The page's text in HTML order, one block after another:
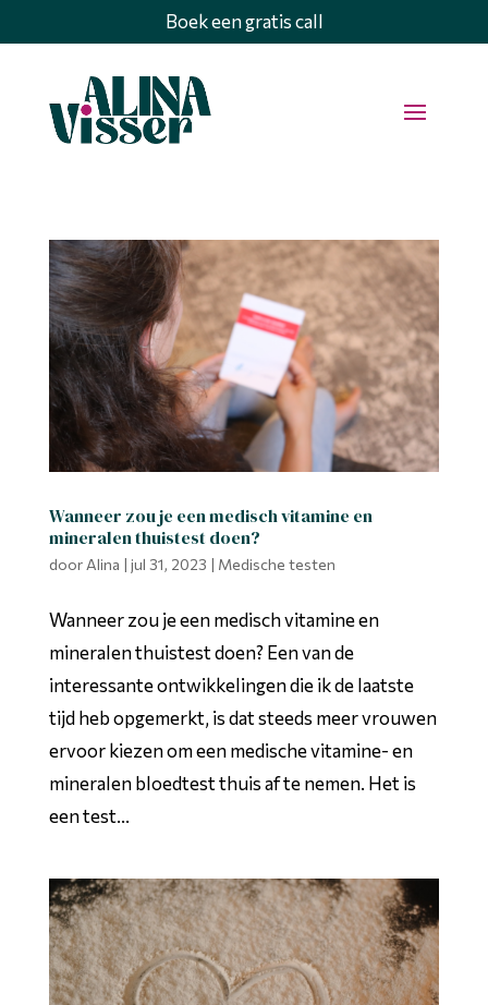
Boek een gratis call
Wanneer zou je een medisch vitamine en
mineralen thuistest doen?
door Alina | jul 31, 2023 | Medische testen
Wanneer zou je een medisch vitamine en
mineralen thuistest doen? Een van de
interessante ontwikkelingen die ik de laatste
tijd heb opgemerkt, is dat steeds meer vrouwen
ervoor kiezen om een medische vitamine- en
mineralen bloedtest thuis af te nemen. Het is
een test...